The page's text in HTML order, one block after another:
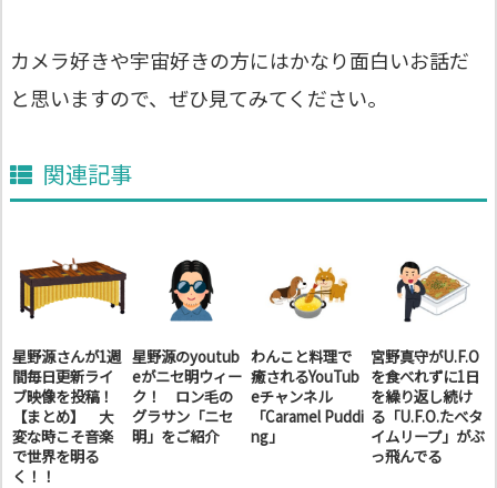
カメラ好きや宇宙好きの方にはかなり面白いお話だ
と思いますので、ぜひ見てみてください。
関連記事
星野源さんが1週
間毎日更新ライ
ブ映像を投稿！
【まとめ】 大
変な時こそ音楽
で世界を明る
く！！
星野源のyoutub
eがニセ明ウィー
ク！ ロン毛の
グラサン「ニセ
明」をご紹介
わんこと料理で
癒されるYouTub
eチャンネル
「Caramel Puddi
ng」
宮野真守がU.F.O
を食べれずに1日
を繰り返し続け
る「U.F.O.たべタ
イムリープ」がぶ
っ飛んでる